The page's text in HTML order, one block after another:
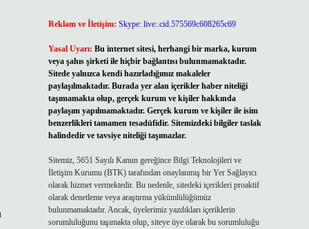
Reklam ve İletişim: Skype: live:.cid.575569c608265c69
Yasal Uyarı: Bu internet sitesi, herhangi bir marka, kurum
veya şahıs şirketi ile hiçbir bağlantısı bulunmamaktadır.
Sitede yalnızca kendi hazırladığımız makaleler
paylaşılmaktadır. Burada yer alan içerikler haber niteliği
taşımamakta olup, gerçek kurum ve kişiler hakkında
paylaşım yapılmamaktadır. Gerçek kurum ve kişiler ile isim
benzerlikleri tamamen tesadüfidir. Sitemizdeki bilgiler taslak
halindedir ve tavsiye niteliği taşımazlar.
Sitemiz, 5651 Sayılı Kanun gereğince Bilgi Teknolojileri ve
İletişim Kurumu (BTK) tarafından onaylanmış bir Yer Sağlayıcı
olarak hizmet vermektedir. Bu nedenle, sitedeki içerikleri proaktif
olarak denetleme veya araştırma yükümlülüğümüz
bulunmamaktadır. Ancak, üyelerimiz yazdıkları içeriklerin
sorumluluğunu taşımakta olup, siteye üye olarak bu sorumluluğu